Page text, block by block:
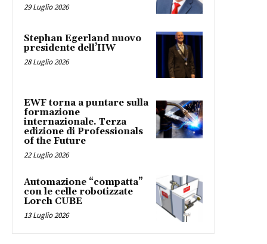
29 Luglio 2026
Stephan Egerland nuovo
presidente dell’IIW
28 Luglio 2026
EWF torna a puntare sulla
formazione
internazionale. Terza
edizione di Professionals
of the Future
22 Luglio 2026
Automazione “compatta”
con le celle robotizzate
Lorch CUBE
13 Luglio 2026